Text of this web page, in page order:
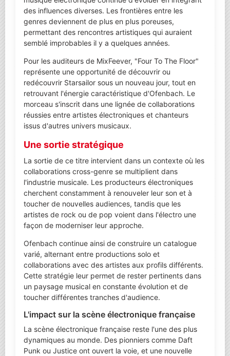
des influences diverses. Les frontières entre les
genres deviennent de plus en plus poreuses,
permettant des rencontres artistiques qui auraient
semblé improbables il y a quelques années.
Pour les auditeurs de MixFeever, "Four To The Floor"
représente une opportunité de découvrir ou
redécouvrir Starsailor sous un nouveau jour, tout en
retrouvant l'énergie caractéristique d'Ofenbach. Le
morceau s'inscrit dans une lignée de collaborations
réussies entre artistes électroniques et chanteurs
issus d'autres univers musicaux.
Une sortie stratégique
La sortie de ce titre intervient dans un contexte où les
collaborations cross-genre se multiplient dans
l'industrie musicale. Les producteurs électroniques
cherchent constamment à renouveler leur son et à
toucher de nouvelles audiences, tandis que les
artistes de rock ou de pop voient dans l'électro une
façon de moderniser leur approche.
Ofenbach continue ainsi de construire un catalogue
varié, alternant entre productions solo et
collaborations avec des artistes aux profils différents.
Cette stratégie leur permet de rester pertinents dans
un paysage musical en constante évolution et de
toucher différentes tranches d'audience.
L'impact sur la scène électronique française
La scène électronique française reste l'une des plus
dynamiques au monde. Des pionniers comme Daft
Punk ou Justice ont ouvert la voie, et une nouvelle